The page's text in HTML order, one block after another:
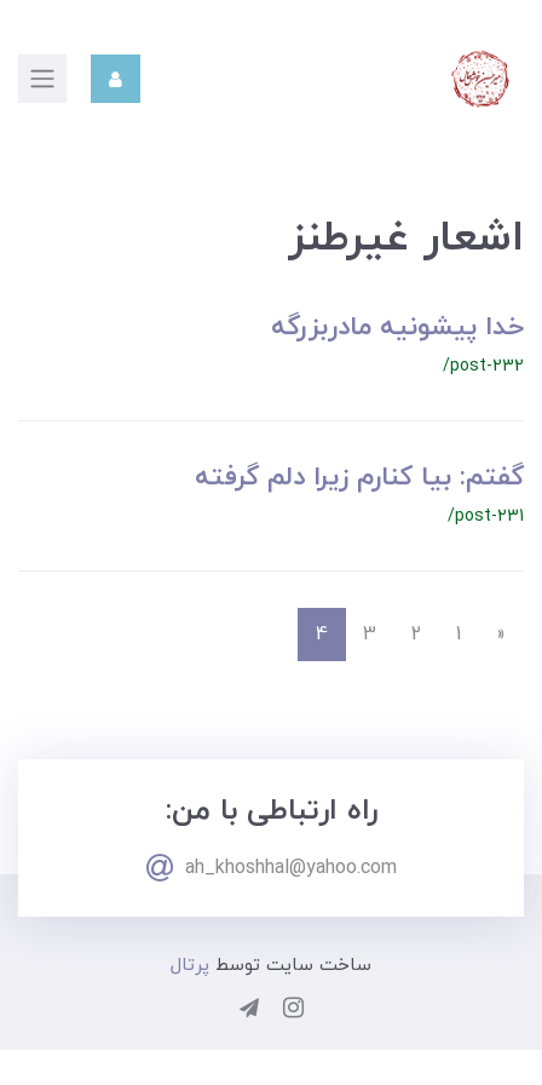
اشعار غیرطنز
خدا پیشونیه مادربزرگه
/post-232
گفتم: بیا کنارم زیرا دلم گرفته
/post-231
«
1
2
3
4
راه ارتباطی با من:
ah_khoshhal@yahoo.com
ساخت سایت توسط پرتال